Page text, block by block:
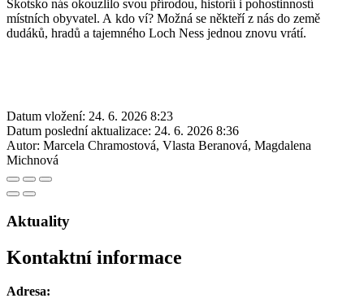
Skotsko nás okouzlilo svou přírodou, historií i pohostinností
místních obyvatel. A kdo ví? Možná se někteří z nás do země
dudáků, hradů a tajemného Loch Ness jednou znovu vrátí.
Datum vložení: 24. 6. 2026 8:23
Datum poslední aktualizace: 24. 6. 2026 8:36
Autor: Marcela Chramostová, Vlasta Beranová, Magdalena
Michnová
Aktuality
Kontaktní informace
Adresa: